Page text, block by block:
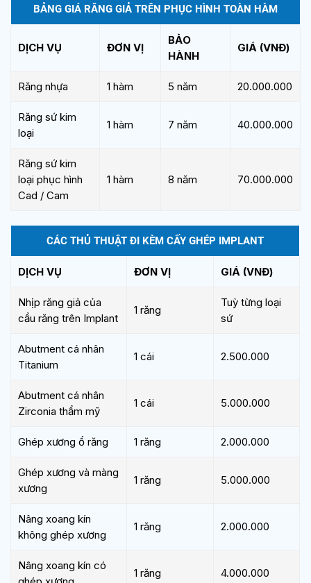
BẢNG GIÁ RĂNG GIẢ TRÊN PHỤC HÌNH TOÀN HÀM
DỊCH VỤ ĐƠN VỊ
BẢO
HÀNH
GIÁ (VNĐ)
Răng nhựa 1 hàm 5 năm 20.000.000
Răng sứ kim
loại
1 hàm 7 năm 40.000.000
Răng sứ kim
loại phục hình
Cad / Cam
1 hàm 8 năm 70.000.000
CÁC THỦ THUẬT ĐI KÈM CẤY GHÉP IMPLANT
DỊCH VỤ ĐƠN VỊ GIÁ (VNĐ)
Nhịp răng giả của
cầu răng trên Implant
1 răng
Tuỳ từng loại
sứ
Abutment cá nhân
Titanium
1 cái 2.500.000
Abutment cá nhân
Zirconia thẩm mỹ
1 cái 5.000.000
Ghép xương ổ răng 1 răng 2.000.000
Ghép xương và màng
xương
1 răng 5.000.000
Nâng xoang kín
không ghép xương
1 răng 2.000.000
Nâng xoang kín có
1 răng 4.000.000